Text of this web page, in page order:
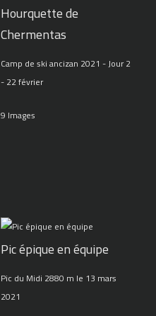
Hourquette de
Chermentas
Camp de ski ancizan 2021 - Jour 2
- 22 février
9 Images
Pic épique en équipe
Pic du Midi 2880 m le 13 mars
2021